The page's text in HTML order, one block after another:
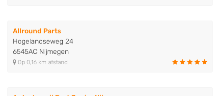
Allround Parts
Hogelandseweg 24
6545AC Nijmegen
Op 0,16 km afstand